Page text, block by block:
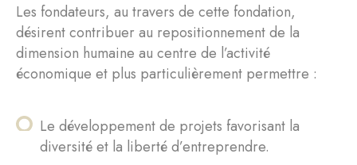
Les fondateurs, au travers de cette fondation,
désirent contribuer au repositionnement de la
dimension humaine au centre de l’activité
économique et plus particulièrement permettre :
Le développement de projets favorisant la
diversité et la liberté d’entreprendre.